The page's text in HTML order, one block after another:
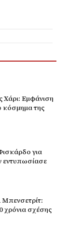
Χάρι: Εμφάνιση
κόσμημα της
για
εντυπωσίασε
χρόνια σχέσης